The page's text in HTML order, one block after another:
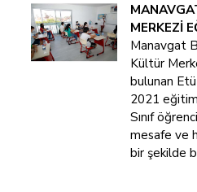
MERKEZİ
Manavgat
Kültür
bulunan
2021
Sınıf
mesafe ve
bir şekilde